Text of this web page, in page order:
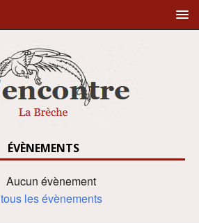
ÉVÈNEMENTS
Aucun évènement
tous les évènements